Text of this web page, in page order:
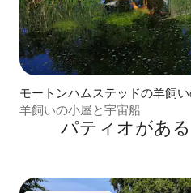
モートンハムステッドの羊飼
羊飼いの小屋と宇宙船
パティオがあ